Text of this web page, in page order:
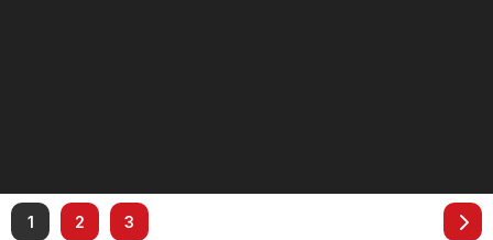
1 2 3